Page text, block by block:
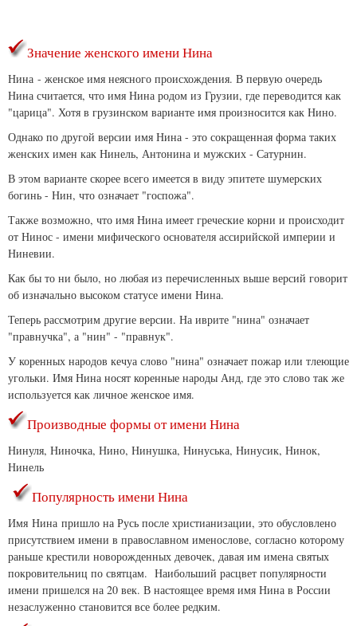
Значение женского имени Нина
Нина - женское имя неясного происхождения. В первую очередь
Нина считается, что имя Нина родом из Грузии, где переводится как
"царица". Хотя в грузинском варианте имя произносится как Нино.
Однако по другой версии имя Нина - это сокращенная форма таких
женских имен как Нинель, Антонина и мужских - Сатурнин.
В этом варианте скорее всего имеется в виду эпитете шумерских
богинь - Нин, что означает "госпожа".
Также возможно, что имя Нина имеет греческие корни и происходит
от Нинос - имени мифического основателя ассирийской империи и
Ниневии.
Как бы то ни было, но любая из перечисленных выше версий говорит
об изначально высоком статусе имени Нина.
Теперь рассмотрим другие версии. На иврите "нина" означает
"правнучка", а "нин" - "правнук".
У коренных народов кечуа слово "нина" означает пожар или тлеющие
угольки. Имя Нина носят коренные народы Анд, где это слово так же
используется как личное женское имя.
Производные формы от имени Нина
Нинуля, Ниночка, Нино, Нинушка, Нинуська, Нинусик, Нинок,
Нинель
Популярность имени Нина
Имя Нина пришло на Русь после христианизации, это обусловлено
присутствием имени в православном именослове, согласно которому
раньше крестили новорожденных девочек, давая им имена святых
покровительниц по святцам. Наибольший расцвет популярности
имени пришелся на 20 век. В настоящее время имя Нина в России
незаслуженно становится все более редким.